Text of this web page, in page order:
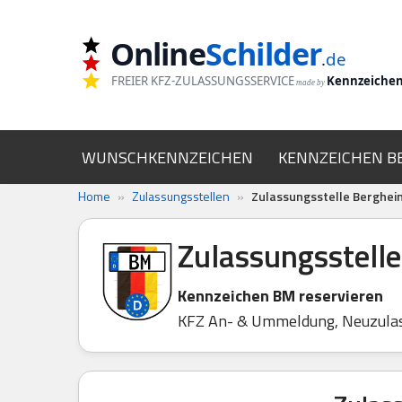
OnlineSchilder.de
FREIER KFZ-ZULASSUNGSSERVICE made by Kennzeichen
WUNSCHKENNZEICHEN KENNZEICHEN
Home » Zulassungsstellen » Zulassungsstelle
Kennzeichen BM reservieren
KFZ An- & Ummeldung,